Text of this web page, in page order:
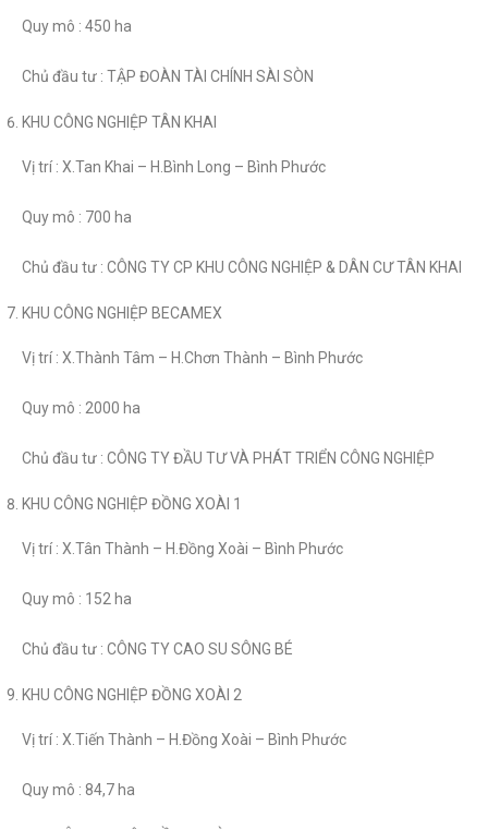
Quy mô : 450 ha
Chủ đầu tư : TẬP ĐOÀN TÀI CHÍNH SÀI SÒN
KHU CÔNG NGHIỆP TÂN KHAI
Vị trí : X.Tan Khai – H.Bình Long – Bình Phước
Quy mô : 700 ha
Chủ đầu tư : CÔNG TY CP KHU CÔNG NGHIỆP & DÂN CƯ TÂN KHAI
KHU CÔNG NGHIỆP BECAMEX
Vị trí : X.Thành Tâm – H.Chơn Thành – Bình Phước
Quy mô : 2000 ha
Chủ đầu tư : CÔNG TY ĐẦU TƯ VÀ PHÁT TRIỂN CÔNG NGHIỆP
KHU CÔNG NGHIỆP ĐỒNG XOÀI 1
Vị trí : X.Tân Thành – H.Đồng Xoài – Bình Phước
Quy mô : 152 ha
Chủ đầu tư : CÔNG TY CAO SU SÔNG BÉ
KHU CÔNG NGHIỆP ĐỒNG XOÀI 2
Vị trí : X.Tiến Thành – H.Đồng Xoài – Bình Phước
Quy mô : 84,7 ha